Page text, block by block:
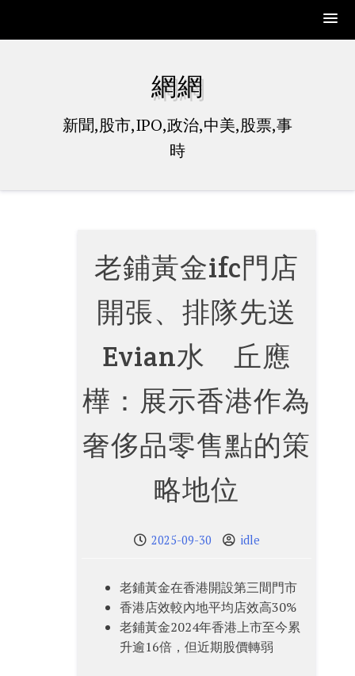
網網
新聞,股市,IPO,政治,中美,股票,事
時
老鋪黃金ifc門店
開張、排隊先送
Evian水 丘應
樺：展示香港作為
奢侈品零售點的策
略地位
2025-09-30 idle
老鋪黃金在香港開設第三間門市
香港店效較內地平均店效高30%
老鋪黃金2024年香港上市至今累
升逾16倍，但近期股價轉弱